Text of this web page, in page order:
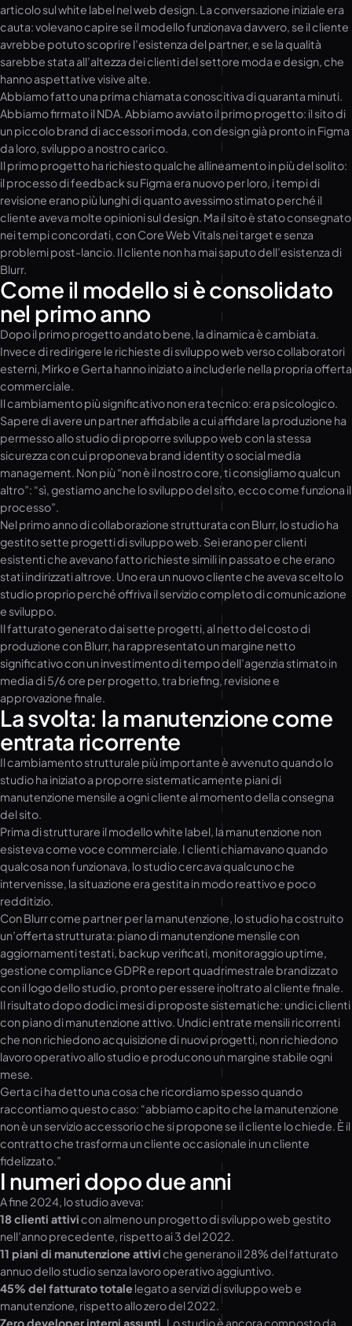
articolo sul white label nel web design. La conversazione iniziale era
cauta: volevano capire se il modello funzionava davvero, se il cliente
avrebbe potuto scoprire l’esistenza del partner, e se la qualità
sarebbe stata all’altezza dei clienti del settore moda e design, che
hanno aspettative visive alte.
Abbiamo fatto una prima chiamata conoscitiva di quaranta minuti.
Abbiamo firmato il NDA. Abbiamo avviato il primo progetto: il sito di
un piccolo brand di accessori moda, con design già pronto in Figma
da loro, sviluppo a nostro carico.
Il primo progetto ha richiesto qualche allineamento in più del solito:
il processo di feedback su Figma era nuovo per loro, i tempi di
revisione erano più lunghi di quanto avessimo stimato perché il
cliente aveva molte opinioni sul design. Ma il sito è stato consegnato
nei tempi concordati, con Core Web Vitals nei target e senza
problemi post-lancio. Il cliente non ha mai saputo dell’esistenza di
Blurr.
Come il modello si è consolidato
nel primo anno
Dopo il primo progetto andato bene, la dinamica è cambiata.
Invece di redirigere le richieste di sviluppo web verso collaboratori
esterni, Mirko e Gerta hanno iniziato a includerle nella propria offerta
commerciale.
Il cambiamento più significativo non era tecnico: era psicologico.
Sapere di avere un partner affidabile a cui affidare la produzione ha
permesso allo studio di proporre sviluppo web con la stessa
sicurezza con cui proponeva brand identity o social media
management. Non più “non è il nostro core, ti consigliamo qualcun
altro”: “sì, gestiamo anche lo sviluppo del sito, ecco come funziona il
processo”.
Nel primo anno di collaborazione strutturata con Blurr, lo studio ha
gestito sette progetti di sviluppo web. Sei erano per clienti
esistenti che avevano fatto richieste simili in passato e che erano
stati indirizzati altrove. Uno era un nuovo cliente che aveva scelto lo
studio proprio perché offriva il servizio completo di comunicazione
e sviluppo.
Il fatturato generato dai sette progetti, al netto del costo di
produzione con Blurr, ha rappresentato un margine netto
significativo con un investimento di tempo dell’agenzia stimato in
media di 5/6 ore per progetto, tra briefing, revisione e
approvazione finale.
La svolta: la manutenzione come
entrata ricorrente
Il cambiamento strutturale più importante è avvenuto quando lo
studio ha iniziato a proporre sistematicamente piani di
manutenzione mensile a ogni cliente al momento della consegna
del sito.
Prima di strutturare il modello white label, la manutenzione non
esisteva come voce commerciale. I clienti chiamavano quando
qualcosa non funzionava, lo studio cercava qualcuno che
intervenisse, la situazione era gestita in modo reattivo e poco
redditizio.
Con Blurr come partner per la manutenzione, lo studio ha costruito
un’offerta strutturata: piano di manutenzione mensile con
aggiornamenti testati, backup verificati, monitoraggio uptime,
gestione compliance GDPR e report quadrimestrale brandizzato
con il logo dello studio, pronto per essere inoltrato al cliente finale.
Il risultato dopo dodici mesi di proposte sistematiche: undici clienti
con piano di manutenzione attivo. Undici entrate mensili ricorrenti
che non richiedono acquisizione di nuovi progetti, non richiedono
lavoro operativo allo studio e producono un margine stabile ogni
mese.
Gerta ci ha detto una cosa che ricordiamo spesso quando
raccontiamo questo caso: “abbiamo capito che la manutenzione
non è un servizio accessorio che si propone se il cliente lo chiede. È il
contratto che trasforma un cliente occasionale in un cliente
fidelizzato.”
I numeri dopo due anni
A fine 2024, lo studio aveva:
18 clienti attivicon almeno un progetto di sviluppo web gestito
nell’anno precedente, rispetto ai 3 del 2022.
11 piani di manutenzione attiviche generano il 28% del fatturato
annuo dello studio senza lavoro operativo aggiuntivo.
45% del fatturato totale legato a servizi di sviluppo web e
manutenzione, rispetto allo zero del 2022.
Zero developer interni assunti. Lo studio è ancora composto da